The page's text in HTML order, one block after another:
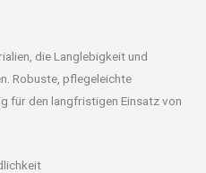
die Langlebigkeit und
Robuste, pflegeleichte
für den langfristigen Einsatz von